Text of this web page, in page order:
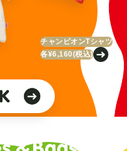
チャンピオンTシャツ
各¥6,160(税込)